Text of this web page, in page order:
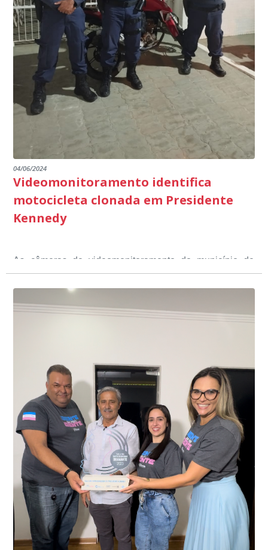
escuta pública tudo o que está sendo feito pela
Educação em Presidente Kennedy.
multidisciplinar, o projeto Kennedy Educa Mais, entre
outros) são todos voltados para o desenvolvimento total
dos educandos. Tudo isso também foi demonstrado ao
Ministério Público através de depoimentos
emocionantes de pais e professores no decorrer da
escuta pública.
marco na busca pela excelência na educação básica,
destacando ainda mais o compromisso de todos em
promover uma atuação coordenada, integrada e
dialogada em prol do desenvolvimento educacional.
04/06/2024
Videomonitoramento identifica
motocicleta clonada em Presidente
Kennedy
As câmeras de videomonitoramento do município de
Presidente Kennedy identificaram neste fim de semana,
01 de junho, uma motocicleta com indícios de
adulteração, imediatamente, a central de
videomonitoramento acionou a Guarda Civil Municipal,
Durante a abordagem a adulteração foi comprovada,
através da conferência do Chassi, a motocicleta, bem
conta do sistema de videomonitoramento instalado
recentemente em todo o município de Presidente
Kennedy, o sistema é integrado com outros municípios
do país, sendo possível a identificação de veículos por
meio do cruzamento de informações, nesse caso
específico, com dados de uma cidade do Estado do Rio
de Janeiro.
“Mais de 100 câmeras foram instaladas na sede e no
interior de Presidente Kennedy, garantindo mais
segurança à população, seja nas ruas, no comércio, os
produtores agropecuários. Estamos no rumo certo,
parabéns a todos os servidores que contribuem para a
segurança da nossa cidade”, destaca o prefeito Dorlei
Fontão.